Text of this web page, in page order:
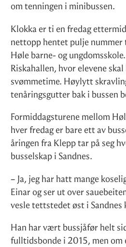
om tenningen i minibussen.
Klokka er ti en fredag
nettopp hentet pulje nummer
Høle barne- og
Riskahallen, hvor elevene skal
svømmetime. Høylytt
tenåringsgutter bak i bussen
Formiddagsturene mellom
hver fredag er bare ett av
åringen fra Klepp tar på seg
busselskap i Sandnes.
– Ja, jeg har hatt mange
Einar og ser ut over
vesle tettstedet øst i Sandnes
Han har vært bussjåfør helt
fulltidsbonde i 2015, men om